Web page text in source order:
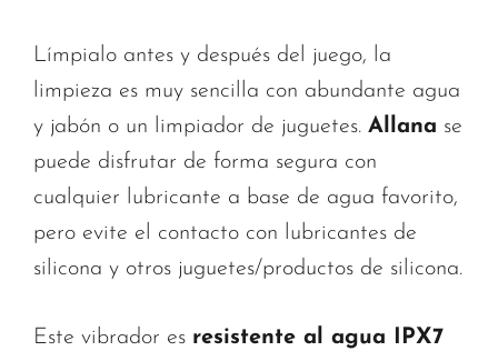
Límpialo antes y después del juego, la
limpieza es muy sencilla con abundante agua
y jabón o un limpiador de juguetes. Allana se
puede disfrutar de forma segura con
cualquier lubricante a base de agua favorito,
pero evite el contacto con lubricantes de
silicona y otros juguetes/productos de silicona.
Este vibrador es resistente al agua IPX7